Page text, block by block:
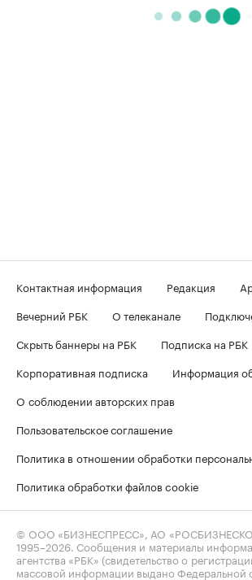
Контактная информация Редакция
Вечерний РБК
О телеканале
Скрыть баннеры на РБК
Подписка на РБК
Корпоративная подписка
Информация
О соблюдении авторских прав
Пользовательское соглашение
Политика в отношении обработки
Политика обработки файлов cookie
© ООО «БИЗНЕСПРЕСС», АО
1995–2026 . Сообщения и материалы
агентства «РБК» (свидетельство о
массовой информации выдано Федеральной